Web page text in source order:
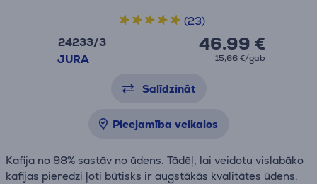
24233/3
JURA
46.99 €
15,66 €/gab
(23)
Salīdzināt
Pieejamība veikalos
Kafija no 98% sastāv no ūdens. Tādēļ, lai veidotu vislabāko
kafijas pieredzi ļoti būtisks ir augstākās kvalitātes ūdens.